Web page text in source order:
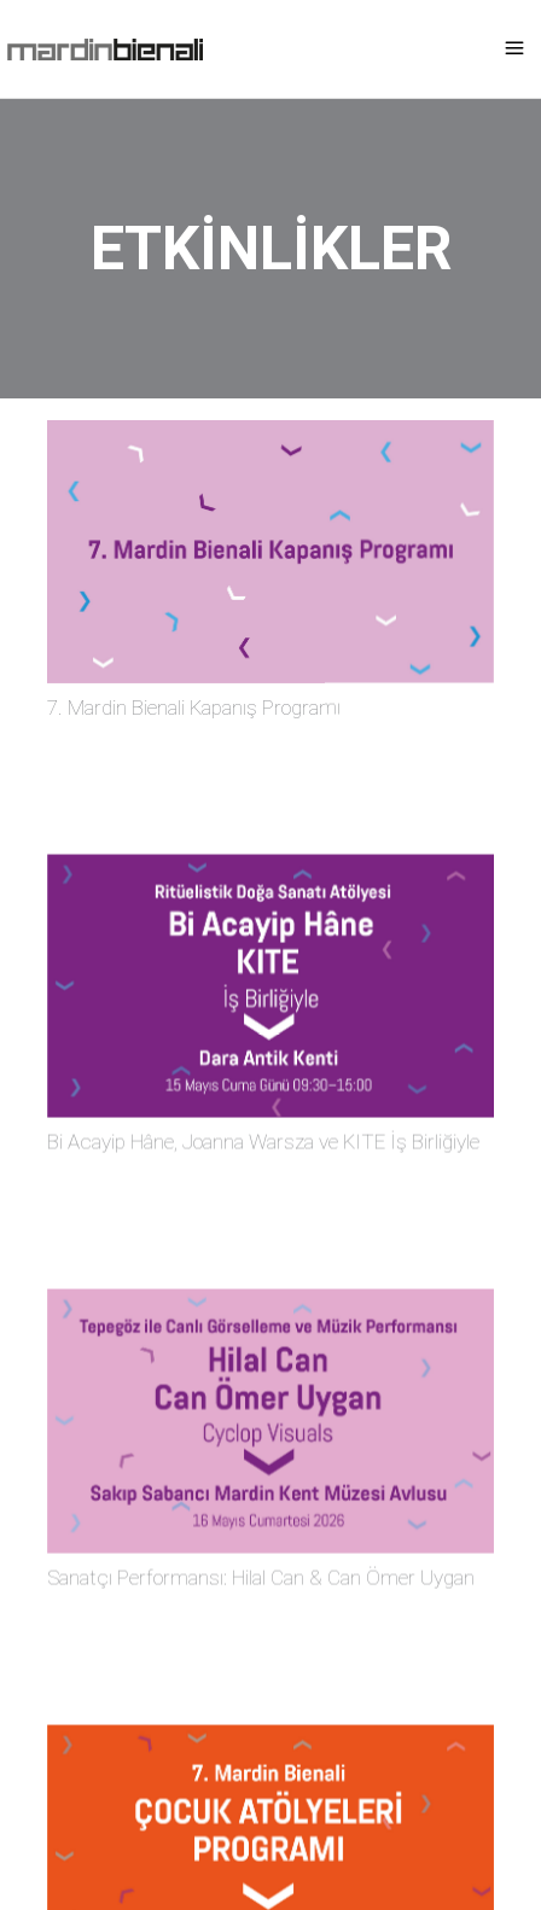
ETKİNLİKLER
7. Mardin Bienali Kapanış Programı
Bi Acayip Hâne, Joanna Warsza ve KITE İş Birliğiyle
Sanatçı Performansı: Hilal Can & Can Ömer Uygan